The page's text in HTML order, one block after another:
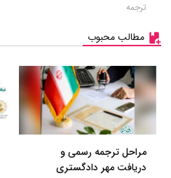
ترجمه
مطالب محبوب
مراحل ترجمه رسمی و
دریافت مهر دادگستری